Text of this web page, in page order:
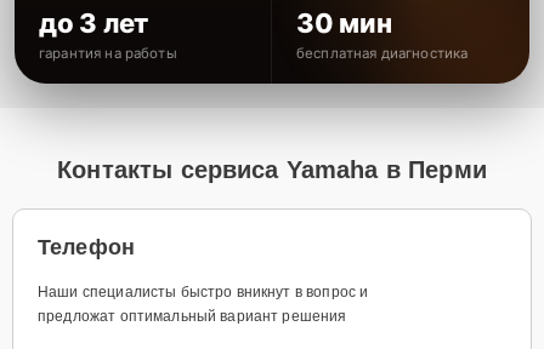
до 3 лет
гарантия на работы
30 мин
бесплатная диагностика
Контакты сервиса Yamaha в Перми
Телефон
Наши специалисты быстро вникнут в вопрос и
предложат оптимальный вариант решения